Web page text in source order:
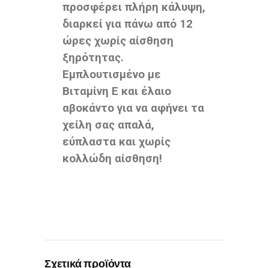
προσφέρει πλήρη κάλυψη,
διαρκεί για πάνω από 12
ώρες χωρίς αίσθηση
ξηρότητας.
Εμπλουτισμένο με
Βιταμίνη Ε και έλαιο
αβοκάντο για να αφήνει τα
χείλη σας απαλά,
εύπλαστα και χωρίς
κολλώδη αίσθηση!
Σχετικά προϊόντα